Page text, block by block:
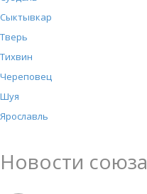
Сыктывкар
Тверь
Тихвин
Череповец
Шуя
Ярославль
Новости союза